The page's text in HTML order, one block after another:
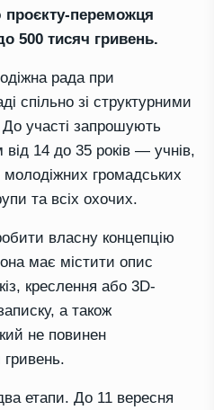
проєкту-переможця
500 тисяч гривень.
рада при
спільно зі структурними
До участі запрошують
14 до 35 років — учнів,
молодіжних громадських
та всіх охочих.
власну концепцію
має містити опис
креслення або 3D-
а також
не повинен
етапи. До 11 вересня